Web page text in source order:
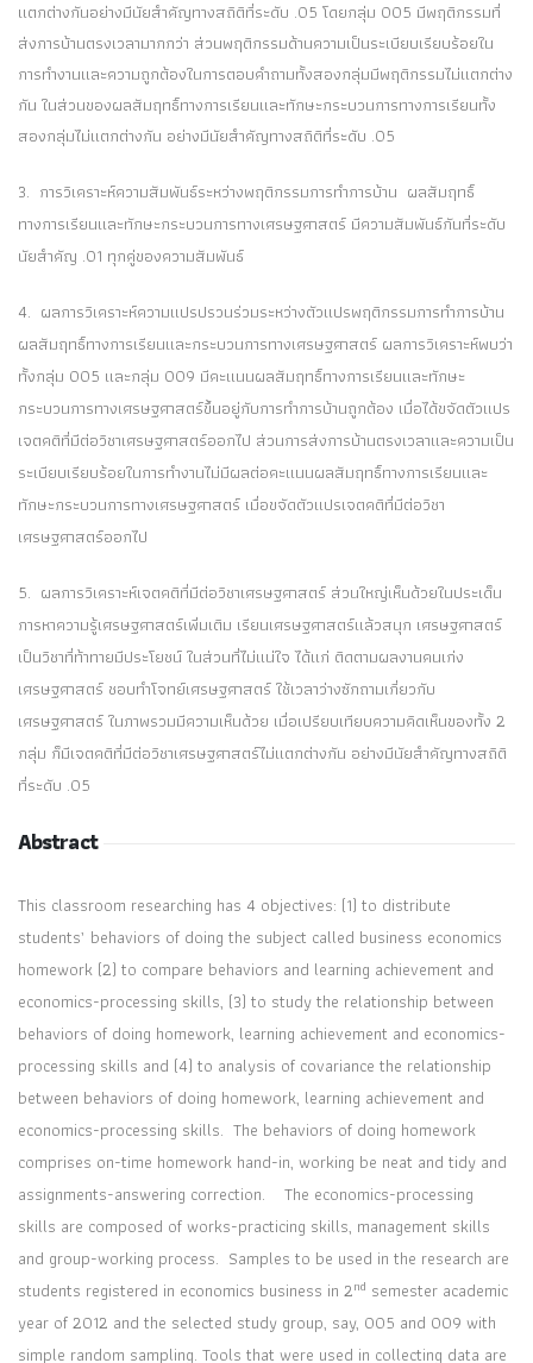
แตกต่างกันอย่างมีนัยสำคัญทางสถิติที่ระดับ .05 โดยกลุ่ม 005 มีพฤติกรรมที่
ส่งการบ้านตรงเวลามากกว่า ส่วนพฤติกรรมด้านความเป็นระเบียบเรียบร้อยใน
การทำงานและความถูกต้องในการตอบคำถามทั้งสองกลุ่มมีพฤติกรรมไม่แตกต่าง
กัน ในส่วนของผลสัมฤทธิ์ทางการเรียนและทักษะกระบวนการทางการเรียนทั้ง
สองกลุ่มไม่แตกต่างกัน อย่างมีนัยสำคัญทางสถิติที่ระดับ .05
3. การวิเคราะห์ความสัมพันธ์ระหว่างพฤติกรรมการทำการบ้าน ผลสัมฤทธิ์
ทางการเรียนและทักษะกระบวนการทางเศรษฐศาสตร์ มีความสัมพันธ์กันที่ระดับ
นัยสำคัญ .01 ทุกคู่ของความสัมพันธ์
4. ผลการวิเคราะห์ความแปรปรวนร่วมระหว่างตัวแปรพฤติกรรมการทำการบ้าน
ผลสัมฤทธิ์ทางการเรียนและกระบวนการทางเศรษฐศาสตร์ ผลการวิเคราะห์พบว่า
ทั้งกลุ่ม 005 และกลุ่ม 009 มีคะแนนผลสัมฤทธิ์ทางการเรียนและทักษะ
กระบวนการทางเศรษฐศาสตร์ขึ้นอยู่กับการทำการบ้านถูกต้อง เมื่อได้ขจัดตัวแปร
เจตคติที่มีต่อวิชาเศรษฐศาสตร์ออกไป ส่วนการส่งการบ้านตรงเวลาและความเป็น
ระเบียบเรียบร้อยในการทำงานไม่มีผลต่อคะแนนผลสัมฤทธิ์ทางการเรียนและ
ทักษะกระบวนการทางเศรษฐศาสตร์ เมื่อขจัดตัวแปรเจตคติที่มีต่อวิชา
เศรษฐศาสตร์ออกไป
5. ผลการวิเคราะห์เจตคติที่มีต่อวิชาเศรษฐศาสตร์ ส่วนใหญ่เห็นด้วยในประเด็น
การหาความรู้เศรษฐศาสตร์เพิ่มเติม เรียนเศรษฐศาสตร์แล้วสนุก เศรษฐศาสตร์
เป็นวิชาที่ท้าทายมีประโยชน์ ในส่วนที่ไม่แน่ใจ ได้แก่ ติดตามผลงานคนเก่ง
เศรษฐศาสตร์ ชอบทำโจทย์เศรษฐศาสตร์ ใช้เวลาว่างซักถามเกี่ยวกับ
เศรษฐศาสตร์ ในภาพรวมมีความเห็นด้วย เมื่อเปรียบเทียบความคิดเห็นของทั้ง 2
กลุ่ม ก็มีเจตคติที่มีต่อวิชาเศรษฐศาสตร์ไม่แตกต่างกัน อย่างมีนัยสำคัญทางสถิติ
ที่ระดับ .05
Abstract
This classroom researching has 4 objectives: (1) to distribute
students’ behaviors of doing the subject called business economics
homework (2) to compare behaviors and learning achievement and
economics-processing skills, (3) to study the relationship between
behaviors of doing homework, learning achievement and economics-
processing skills and (4) to analysis of covariance the relationship
between behaviors of doing homework, learning achievement and
economics-processing skills. The behaviors of doing homework
comprises on-time homework hand-in, working be neat and tidy and
assignments-answering correction. The economics-processing
skills are composed of works-practicing skills, management skills
and group-working process. Samples to be used in the research are
students registered in economics business in 2nd semester academic
year of 2012 and the selected study group, say, 005 and 009 with
simple random sampling. Tools that were used in collecting data are